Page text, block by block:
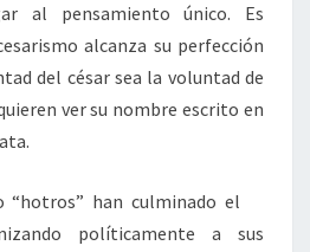
al pensamiento único. Es
alcanza su perfección
del césar sea la voluntad de
ver su nombre escrito en
“hotros” han culminado el
políticamente a sus